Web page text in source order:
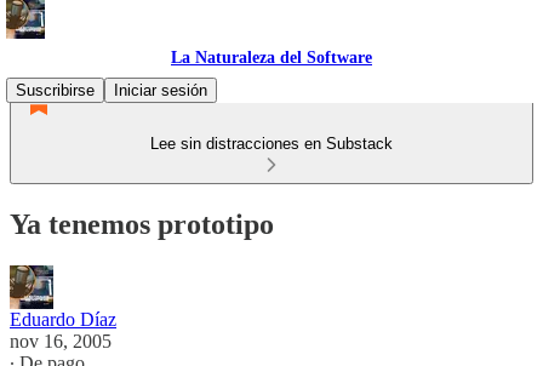
La Naturaleza del Software
Suscribirse
Iniciar sesión
Lee sin distracciones en Substack
Ya tenemos prototipo
Eduardo Díaz
nov 16, 2005